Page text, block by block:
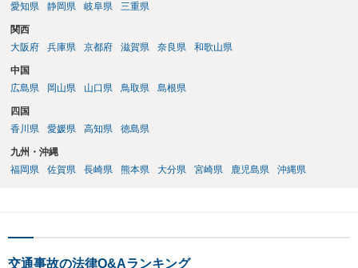
愛知県
静岡県 岐阜県 三重県
関西
大阪府
兵庫県 京都府 滋賀県 奈良県 和歌山県
中国
広島県
岡山県 山口県 鳥取県 島根県
四国
香川県
愛媛県 高知県 徳島県
九州・沖縄
福岡県
佐賀県 長崎県 熊本県 大分県 宮崎県 鹿児島県 沖縄県
交通事故の法律Q&Aランキング